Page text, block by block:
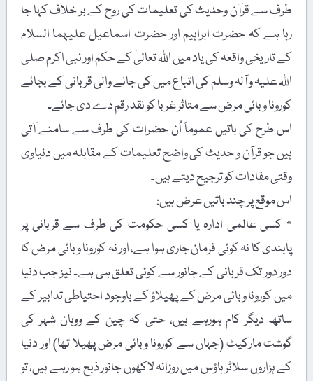
طرف سے قرآن وحدیث کی تعلیمات کی روح کے بر خلاف کہا جا
رہا ہے کہ حضرت ابراہیم اور حضرت اسماعیل علیہما السلام
کے تاریخی واقعہ کی یاد میں اللہ تعالیٰ کے حکم اور نبی اکرم صلی
اللہ علیہ و آلہ وسلم کی اتباع میں کی جانے والی قربانی کے بجائے
کورونا وبائی مرض سے متاثر غربا کو نقد رقم دے دی جائے۔
اس طرح کی باتیں عموماً اُن حضرات کی طرف سے سامنے آتی
ہیں جو قرآن و حدیث کی واضح تعلیمات کے مقابلہ میں دنیاوی
وقتی مفادات کو ترجیح دیتے ہیں۔
اس موقع پر چند باتیں عرض ہیں:
٭ کسی عالمی ادارہ یا کسی حکومت کی طرف سے قربانی پر
پابندی کا نہ کوئی فرمان جاری ہوا ہے، اور نہ کورونا وبائی مرض کا
دور دور تک قربانی کے جانور سے کوئی تعلق ہی ہے۔ نیز جب دنیا
میں کورونا وبائی مرض کے پھیلاؤ کے باوجود احتیاطی تدابیر کے
ساتھ دیگر کام ہورہے ہیں، حتی کہ چین کے ووہان شہر کی
گوشت مارکیٹ (جہاں سے کورونا وبائی مرض پھیلا تھا) اور دنیا
کے ہزاروں سلاٹر ہاؤس میں روزانہ لاکھوں جانور ذبح ہو رہے ہیں، تو